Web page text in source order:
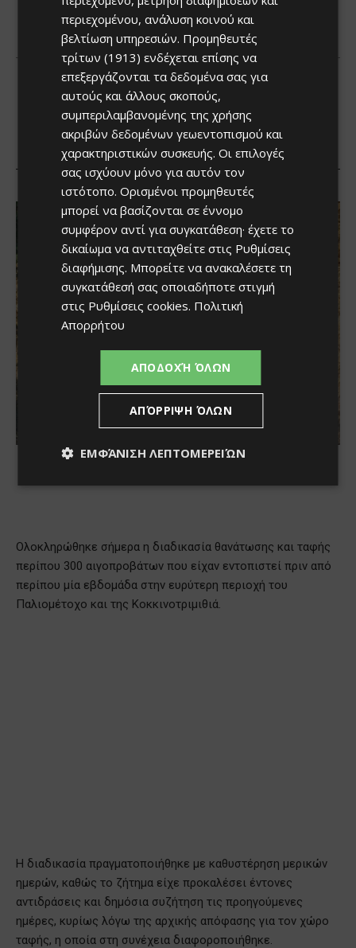
περιεχομένου, ανάλυση κοινού και
βελτίωση υπηρεσιών. Προμηθευτές
τρίτων (1913) ενδέχεται επίσης να
επεξεργάζονται τα δεδομένα σας για
αυτούς και άλλους σκοπούς,
συμπεριλαμβανομένης της χρήσης
ακριβών δεδομένων γεωεντοπισμού και
χαρακτηριστικών συσκευής. Οι επιλογές
σας ισχύουν μόνο για αυτόν τον
ιστότοπο. Ορισμένοι προμηθευτές
μπορεί να βασίζονται σε έννομο
συμφέρον αντί για συγκατάθεση· έχετε το
δικαίωμα να αντιταχθείτε στις Ρυθμίσεις
διαφήμισης. Μπορείτε να ανακαλέσετε τη
συγκατάθεσή σας οποιαδήποτε στιγμή
στις Ρυθμίσεις cookies. Πολιτική
Απορρήτου
ΑΠΟΔΟΧΉ ΌΛΩΝ
ΑΠΌΡΡΙΨΗ ΌΛΩΝ
ΕΜΦΆΝΙΣΗ ΛΕΠΤΟΜΕΡΕΙΏΝ